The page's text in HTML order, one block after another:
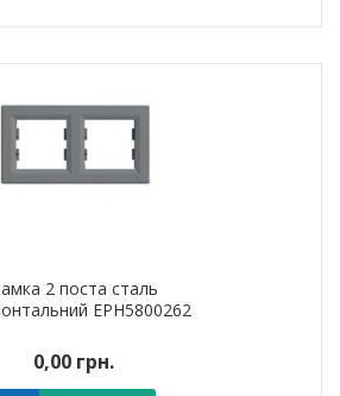
2 поста сталь
EPH5800262
0,00 грн.